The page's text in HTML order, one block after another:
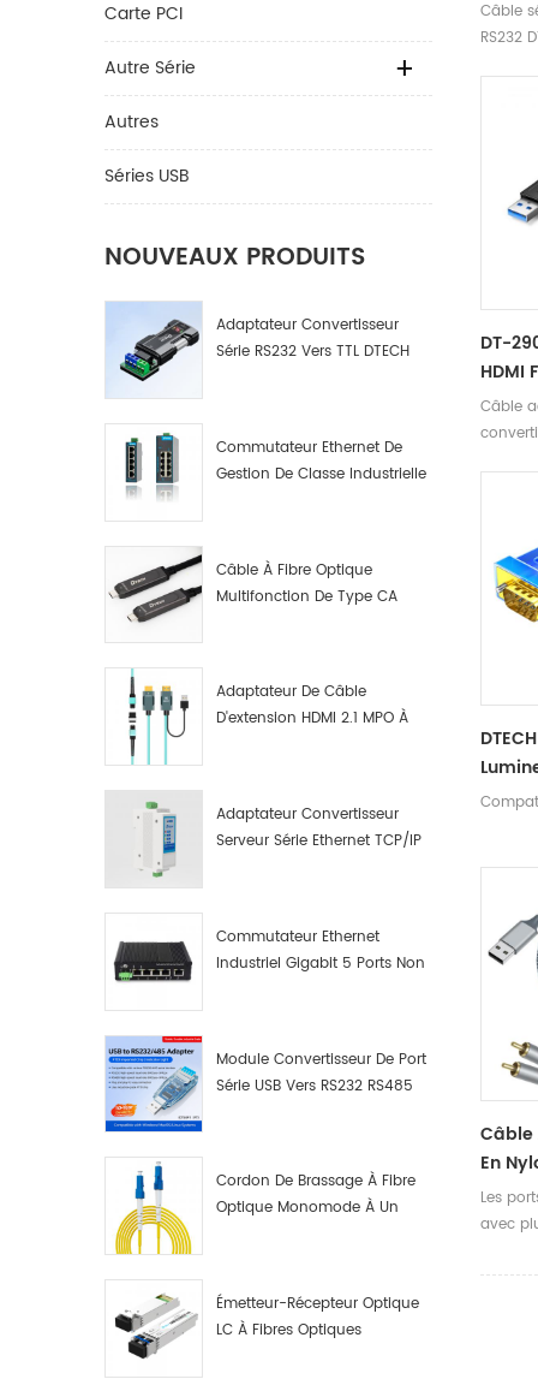
Carte PCI
Autre Série
Autres
Séries USB
NOUVEAUX PRODUITS
Adaptateur Convertisseur
Série RS232 Vers TTL DTECH
Commutateur Ethernet De
Gestion De Classe Industrielle
Câble À Fibre Optique
Multifonction De Type CA
Adaptateur De Câble
D'extension HDMI 2.1 MPO À
Adaptateur Convertisseur
Serveur Série Ethernet TCP/IP
Commutateur Ethernet
Industriel Gigabit 5 Ports Non
Module Convertisseur De Port
Série USB Vers RS232 RS485
Cordon De Brassage À Fibre
Optique Monomode À Un
Émetteur-Récepteur Optique
LC À Fibres Optiques
Câble
RS232
DT-
HDMI
Câble
2905
F
variété
d'une
écran
Mâle
En
A À 2
Et
Les
avec
rouge